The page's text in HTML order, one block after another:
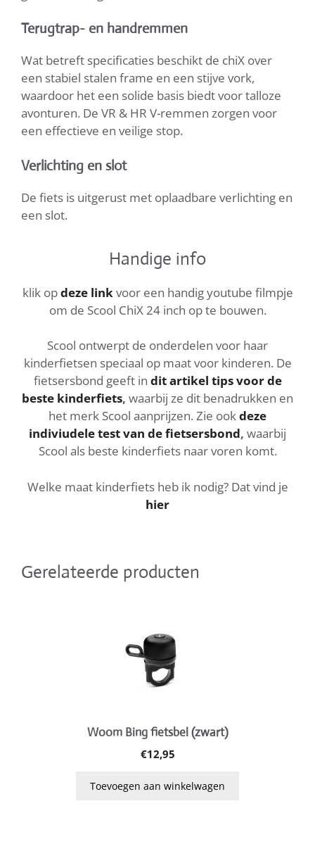
Terugtrap- en handremmen
Wat betreft specificaties beschikt de chiX over
een stabiel stalen frame en een stijve vork,
waardoor het een solide basis biedt voor talloze
avonturen. De VR & HR V-remmen zorgen voor
een effectieve en veilige stop.
Verlichting en slot
De fiets is uitgerust met oplaadbare verlichting en
een slot.
Handige info
klik opdeze linkvoor een handig youtube filmpje
om de Scool ChiX 24 inch op te bouwen.
Scool ontwerpt de onderdelen voor haar
kinderfietsen speciaal op maat voor kinderen. De
fietsersbond geeft in dit artikel tips voor de
beste kinderfiets, waarbij ze dit benadrukken en
het merk Scool aanprijzen. Zie ookdeze
indiviudele test van de fietsersbond, waarbij
Scool als beste kinderfiets naar voren komt.
Welke maat kinderfiets heb ik nodig? Dat vind je
hier
Gerelateerde producten
Woom Bing fietsbel (zwart)
€12,95
Toevoegen aan winkelwagen